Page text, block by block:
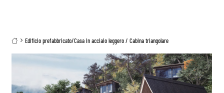
 Edificio prefabbricato/Casa in acciaio leggero / Cabina triangolare